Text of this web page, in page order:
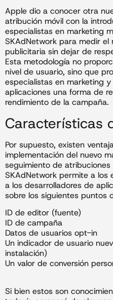
Apple dio a conocer otra
atribución móvil con la
especialistas en marketing
SKAdNetwork para medir
publicitaria sin dejar de
Esta metodología no
nivel de usuario, sino que
especialistas en marketing
aplicaciones una forma de
rendimiento de la campaña.
Características
Por supuesto, existen
implementación del nuevo
seguimiento de
SKAdNetwork permite a los
a los desarrolladores de
sobre los siguientes puntos
ID de editor (fuente)
ID de campaña
Datos de usuarios opt-in
Un indicador de usuario
instalación)
Un valor de conversión
Si bien estos son